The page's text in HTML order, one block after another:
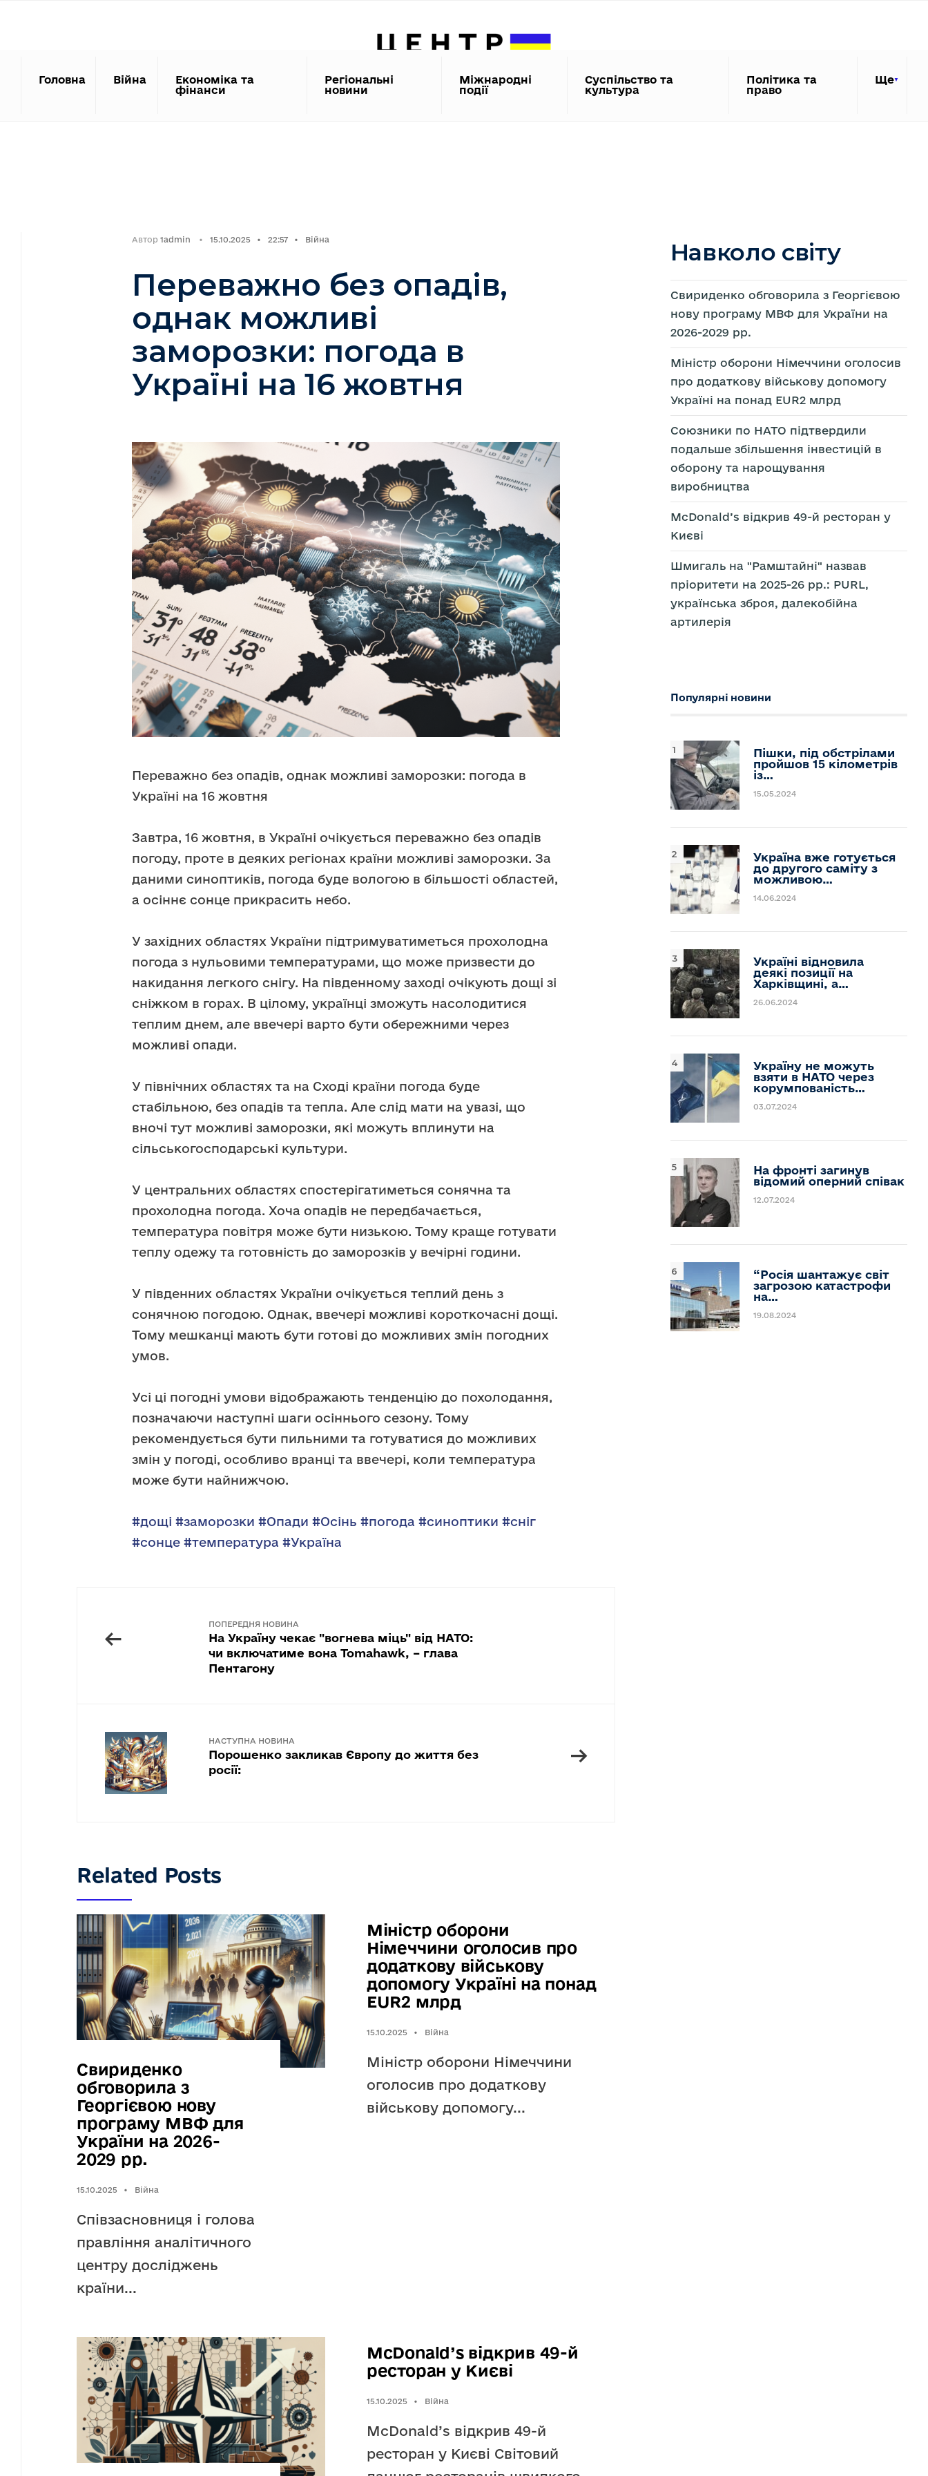
Головна Війна
Економіка та
фінанси
Регіональні
новини
Міжнародні
події
Суспільство та
культура
Політика та
право
Ще
Автор 1admin • 15.10.2025 • 22:57 • Війна
Переважно без опадів,
однак можливі
заморозки: погода в
Україні на 16 жовтня
Переважно без опадів, однак можливі заморозки: погода в
Україні на 16 жовтня
Завтра, 16 жовтня, в Україні очікується переважно без опадів
погоду, проте в деяких регіонах країни можливі заморозки. За
даними синоптиків, погода буде вологою в більшості областей,
а осіннє сонце прикрасить небо.
У західних областях України підтримуватиметься прохолодна
погода з нульовими температурами, що може призвести до
накидання легкого снігу. На південному заході очікують дощі зі
сніжком в горах. В цілому, українці зможуть насолодитися
теплим днем, але ввечері варто бути обережними через
можливі опади.
У північних областях та на Сході країни погода буде
стабільною, без опадів та тепла. Але слід мати на увазі, що
вночі тут можливі заморозки, які можуть вплинути на
сільськогосподарські культури.
У центральних областях спостерігатиметься сонячна та
прохолодна погода. Хоча опадів не передбачається,
температура повітря може бути низькою. Тому краще готувати
теплу одежу та готовність до заморозків у вечірні години.
У південних областях України очікується теплий день з
сонячною погодою. Однак, ввечері можливі короткочасні дощі.
Тому мешканці мають бути готові до можливих змін погодних
умов.
Усі ці погодні умови відображають тенденцію до похолодання,
позначаючи наступні шаги осіннього сезону. Тому
рекомендується бути пильними та готуватися до можливих
змін у погоді, особливо вранці та ввечері, коли температура
може бути найнижчою.
#дощі #заморозки #Опади #Осінь #погода #синоптики #сніг
#сонце #температура #Україна
←
ПОПЕРЕДНЯ НОВИНА
На Україну чекає "вогнева міць" від НАТО:
чи включатиме вона Tomahawk, – глава
Пентагону
→
НАСТУПНА НОВИНА
Порошенко закликав Європу до життя без
росії:
Related Posts
Свириденко
обговорила з
Георгієвою нову
програму МВФ для
України на 2026-
2029 рр.
15.10.2025 • Війна
Співзасновниця і голова
правління аналітичного
центру досліджень
країни...
Міністр оборони
Німеччини оголосив про
додаткову військову
допомогу Україні на понад
EUR2 млрд
15.10.2025 • Війна
Міністр оборони Німеччини
оголосив про додаткову
військову допомогу...
McDonald’s відкрив 49-й
ресторан у Києві
15.10.2025 • Війна
McDonald’s відкрив 49-й
ресторан у Києві Світовий
Навколо світу
Свириденко обговорила з Георгієвою
нову програму МВФ для України на
2026-2029 рр.
Міністр оборони Німеччини оголосив
про додаткову військову допомогу
Україні на понад EUR2 млрд
Союзники по НАТО підтвердили
подальше збільшення інвестицій в
оборону та нарощування
виробництва
McDonald’s відкрив 49-й ресторан у
Києві
Шмигаль на "Рамштайні" назвав
пріоритети на 2025-26 рр.: PURL,
українська зброя, далекобійна
артилерія
Популярні новини
Пішки, під обстрілами
пройшов 15 кілометрів
із…
15.05.2024
Україна вже готується
до другого саміту з
можливою…
14.06.2024
Україні відновила
деякі позиції на
Харківщині, а…
26.06.2024
Україну не можуть
взяти в НАТО через
корумпованість…
03.07.2024
На фронті загинув
відомий оперний співак
12.07.2024
“Росія шантажує світ
загрозою катастрофи
на…
19.08.2024